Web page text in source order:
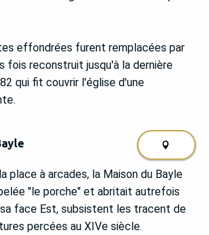
effondrées furent remplacées par
fois reconstruit jusqu'à la dernière
qui fit couvrir l'église d'une
place à arcades, la Maison du Bayle
"le porche" et abritait autrefois
face Est, subsistent les tracent de
percées au XIVe siècle.